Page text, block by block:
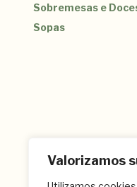
Valorizamos
Sobremesas e
Sopas